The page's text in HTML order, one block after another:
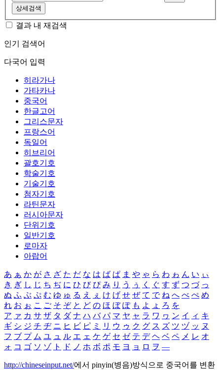
상세검색
결과 내 재검색
인기 검색어
다국어 입력
히라가나
가타카나
중국어
한글고어
그리스문자
프랑스어
독일어
히브리어
괄호기호
학술기호
기술기호
첨자기호
라틴문자
러시아문자
단위기호
일반기호
로마자
아랍어
あ ぁ か が さ ざ た だ な は ば ぱ ま や ゃ ら わ ゎ ん い ぃ
き ぎ し じ ち ぢ に ひ び ぴ み り う ぅ く ぐ す ず つ づ っ
ぬ ふ ぶ ぷ む ゆ ゅ る え ぇ け げ せ ぜ て で ね へ べ ぺ め
れ お ぉ こ ご そ ぞ と ど の ほ ぼ ぽ も よ ょ ろ を
ア ァ カ サ ザ タ ダ ナ ハ バ パ マ ヤ ャ ラ ワ ヮ ン イ ィ キ
ギ シ ジ チ ヂ ニ ヒ ビ ピ ミ リ ウ ゥ ク グ ス ズ ツ ヅ ッ ヌ
フ ブ プ ム ユ ュ ル エ ェ ケ ゲ セ ゼ テ デ ヘ ベ ペ メ レ オ
ォ コ ゴ ソ ゾ ト ド ノ ホ ボ ポ モ ヨ ョ ロ ヲ ―
http://chineseinput.net/에서 pinyin(병음)방식으로 중국어를 변환